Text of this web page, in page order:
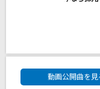
愛とか恋とか
DAM★と
動画公開曲を見